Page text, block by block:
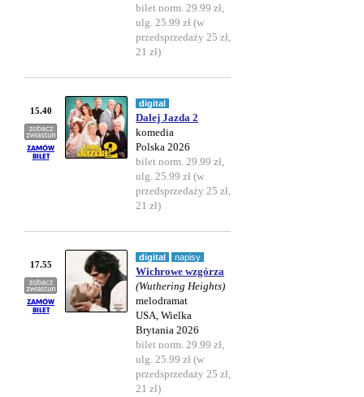
bilet norm. 29.99 zł,
ulg. 25.99 zł (w
przedsprzedaży 25 zł,
21 zł)
15.40
digital
Dalej Jazda 2
komedia
Polska 2026
bilet norm. 29.99 zł,
ulg. 25.99 zł (w
przedsprzedaży 25 zł,
21 zł)
17.55
digital napisy
Wichrowe wzgórza
(Wuthering Heights)
melodramat
USA, Wielka
Brytania 2026
bilet norm. 29.99 zł,
ulg. 25.99 zł (w
przedsprzedaży 25 zł,
21 zł)